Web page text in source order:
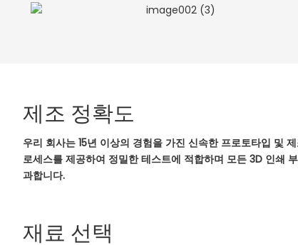
제조 정확도
우리 회사는 15년 이상의 경험을 가진 신속한 프로토타입 및
로세스를 제공하여 정밀한 테스트에 적합하며 모든 3D 인쇄
과합니다.
재료 선택